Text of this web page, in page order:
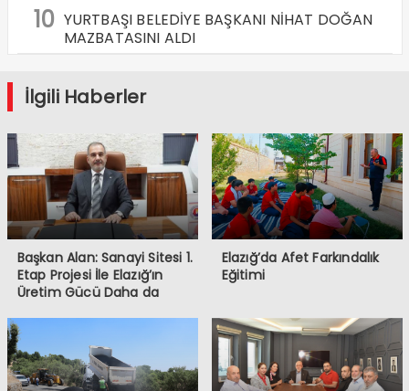
10 YURTBAŞI BELEDİYE BAŞKANI NİHAT DOĞAN
MAZBATASINI ALDI
İlgili Haberler
Başkan Alan: Sanayi Sitesi 1.
Etap Projesi İle Elazığ’ın
Üretim Gücü Daha da
Elazığ’da Afet Farkındalık
Eğitimi